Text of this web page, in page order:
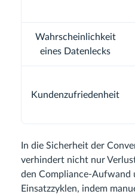
Wahrscheinlichkeit
eines Datenlecks
Kundenzufriedenheit
In die Sicherheit der
verhindert nicht nur
den Compliance-Aufwand
Einsatzzyklen, indem